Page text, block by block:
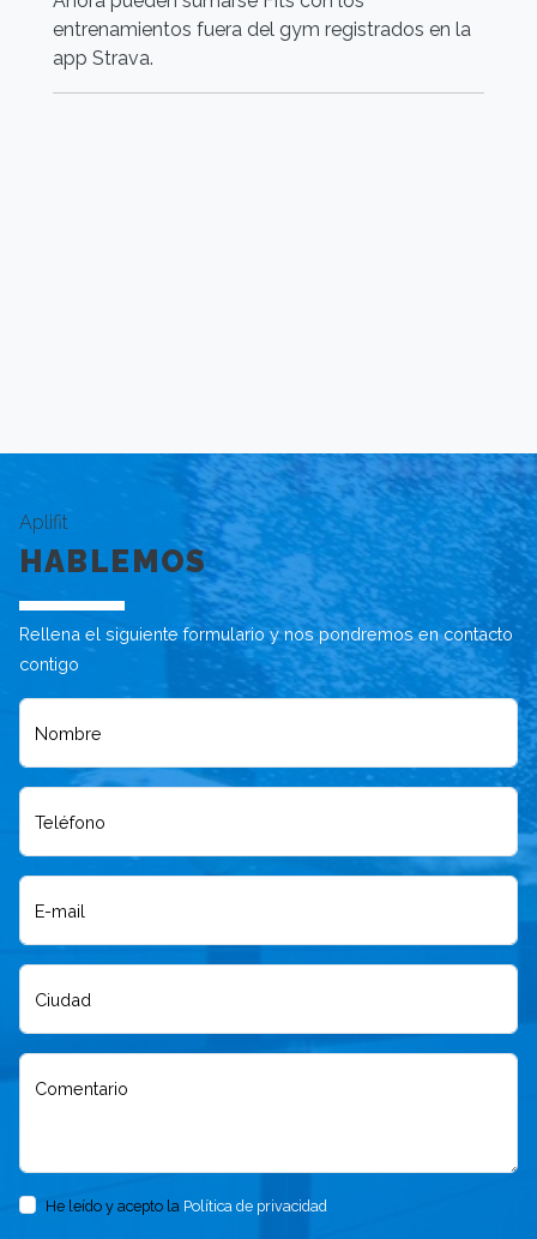
entrenamientos fuera del gym registrados en la
app Strava.
Aplifit
HABLEMOS
Rellena el siguiente formulario y nos pondremos en contacto
contigo
Nombre
Teléfono
E-mail
Ciudad
Comentario
He leído y acepto la Política de privacidad